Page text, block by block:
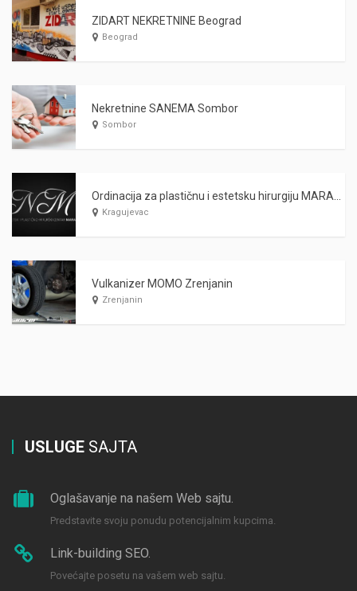
ZIDART NEKRETNINE Beograd
Beograd
Nekretnine SANEMA Sombor
Sombor
Kragujevac
Vulkanizer MOMO Zrenjanin
Zrenjanin
USLUGE SAJTA
Oglašavanje na našem Web sajtu.
Predstavite svoju ponudu potencijalnim kupcima.
Link-building SEO.
Povećajte posetu na vašem web sajtu.